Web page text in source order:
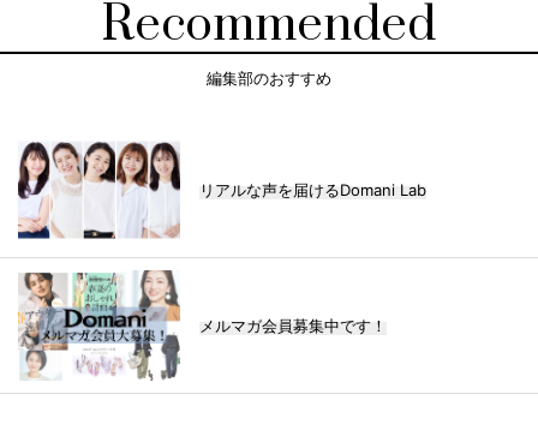
Recommended
編集部のおすすめ
リアルな声を届けるDomani Lab
メルマガ会員募集中です！